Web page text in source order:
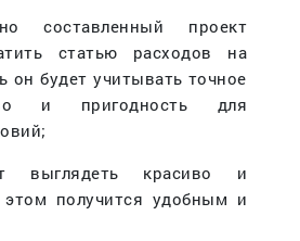
составленный проект
статью расходов на
он будет учитывать точное
и пригодность для
выглядеть красиво и
этом получится удобным и